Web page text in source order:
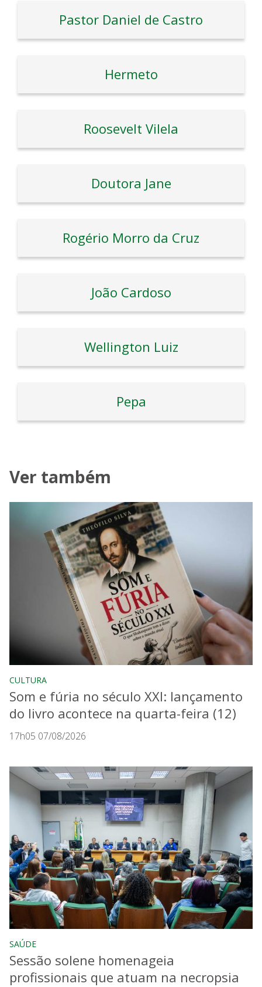
Pastor Daniel de Castro
Hermeto
Roosevelt Vilela
Doutora Jane
Rogério Morro da Cruz
João Cardoso
Wellington Luiz
Pepa
Ver também
CULTURA
Som e fúria no século XXI: lançamento
do livro acontece na quarta-feira (12)
17h05 07/08/2026
SAÚDE
Sessão solene homenageia
profissionais que atuam na necropsia